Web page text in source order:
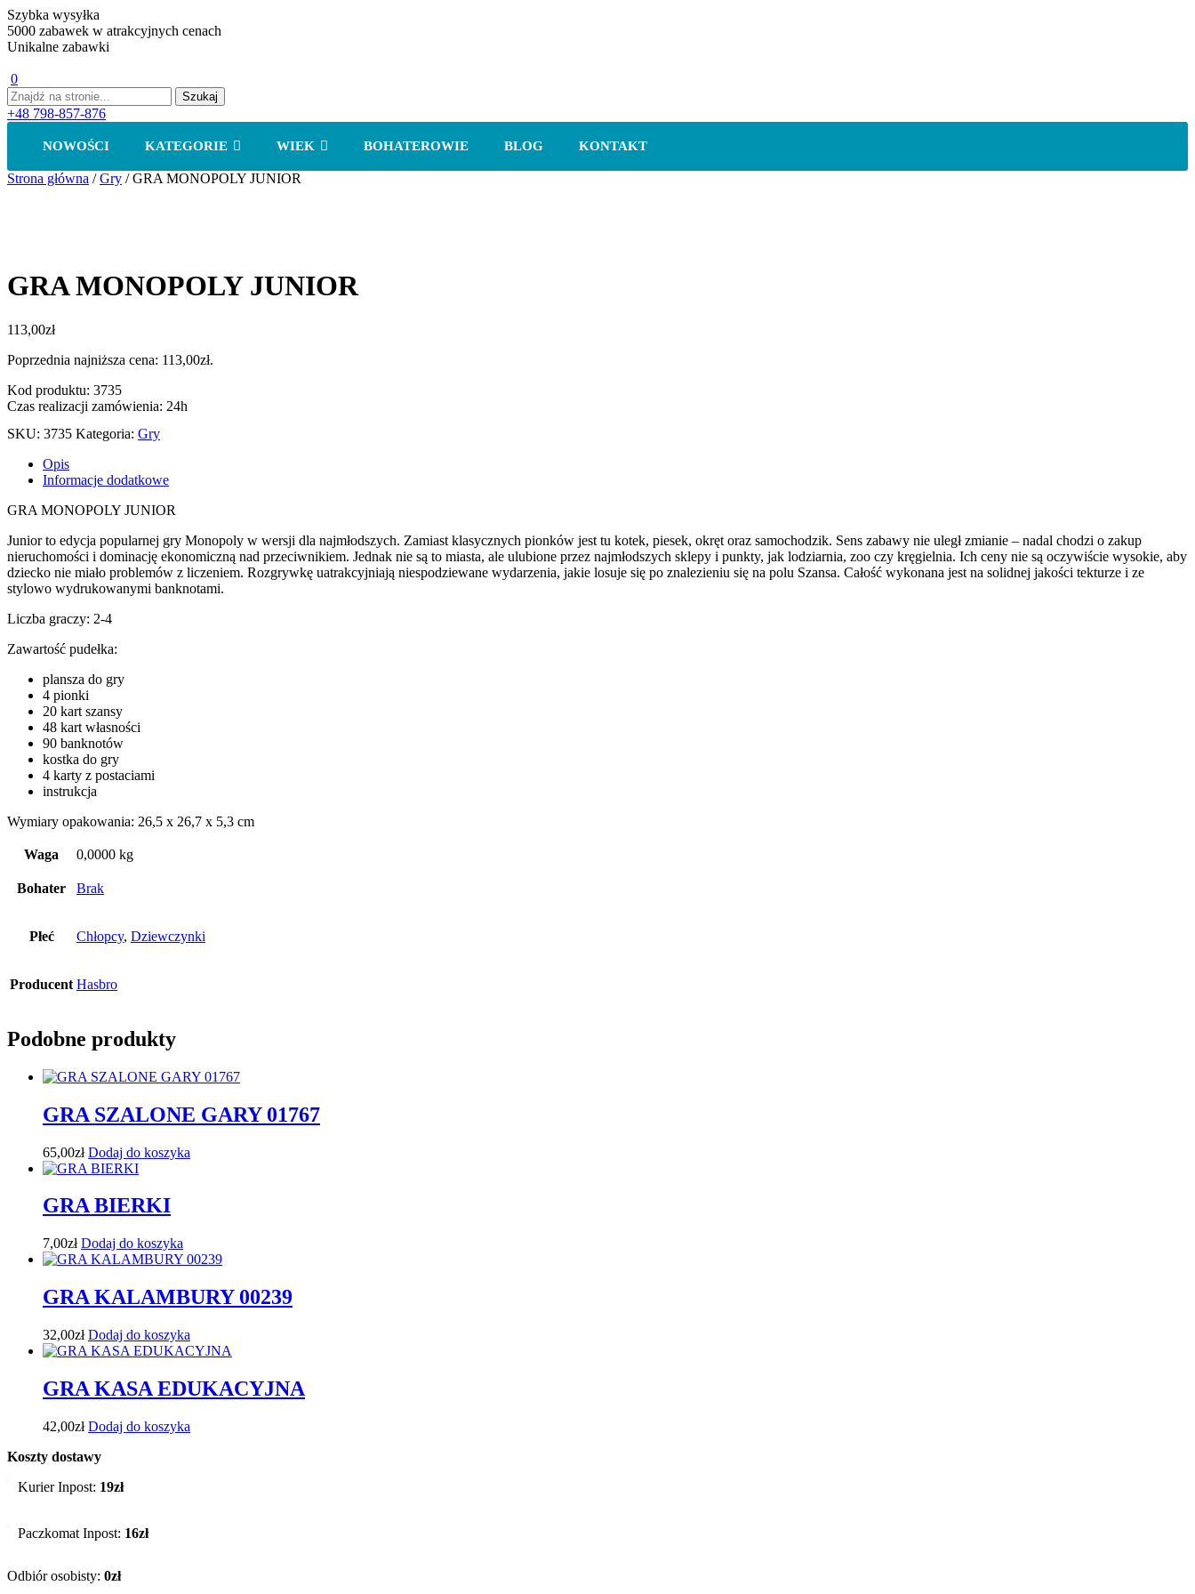
Szybka wysyłka
5000 zabawek w atrakcyjnych cenach
Unikalne zabawki
0
+48 798-857-876
NOWOŚCI KATEGORIE WIEK BOHATEROWIE BLOG KONTAKT
Strona główna /Gry / GRA MONOPOLY JUNIOR
GRA MONOPOLY JUNIOR
113,00zł
Poprzednia najniższa cena: 113,00zł.
Kod produktu: 3735
Czas realizacji zamówienia: 24h
SKU: 3735 Kategoria: Gry
Opis
Informacje dodatkowe
GRA MONOPOLY JUNIOR
Junior to edycja popularnej gry Monopoly w wersji dla najmłodszych. Zamiast klasycznych pionków jest tu kotek, piesek, okręt oraz samochodzik. Sens zabawy nie uległ zmianie – nadal chodzi o zakup
nieruchomości i dominację ekonomiczną nad przeciwnikiem. Jednak nie są to miasta, ale ulubione przez najmłodszych sklepy i punkty, jak lodziarnia, zoo czy kręgielnia. Ich ceny nie są oczywiście wysokie, aby
dziecko nie miało problemów z liczeniem. Rozgrywkę uatrakcyjniają niespodziewane wydarzenia, jakie losuje się po znalezieniu się na polu Szansa. Całość wykonana jest na solidnej jakości tekturze i ze
stylowo wydrukowanymi banknotami.
Liczba graczy: 2-4
Zawartość pudełka:
plansza do gry
4 pionki
20 kart szansy
48 kart własności
90 banknotów
kostka do gry
4 karty z postaciami
instrukcja
Wymiary opakowania: 26,5 x 26,7 x 5,3 cm
Waga 0,0000 kg
Bohater Brak
Płeć Chłopcy, Dziewczynki
Producent Hasbro
Podobne produkty
GRA SZALONE GARY 01767
65,00zł Dodaj do koszyka
GRA BIERKI
7,00zł Dodaj do koszyka
GRA KALAMBURY 00239
32,00zł Dodaj do koszyka
GRA KASA EDUKACYJNA
42,00zł Dodaj do koszyka
Koszty dostawy
Kurier Inpost: 19zł
Paczkomat Inpost: 16zł
Odbiór osobisty: 0zł